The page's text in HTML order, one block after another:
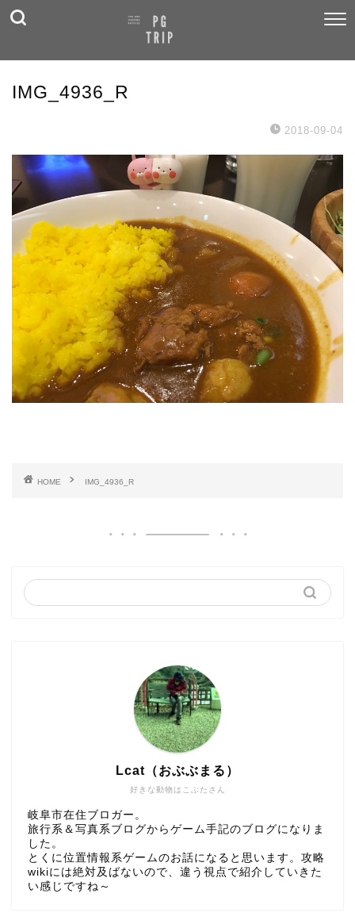
IMG_4936_R
2018-09-04
HOME IMG_4936_R
好きな動物はこぶたさん
Lcat（おぶぶまる）
岐阜市在住ブロガー。
旅行系＆写真系ブログからゲーム手記のブログになりま
した。
とくに位置情報系ゲームのお話になると思います。攻略
wikiには絶対及ばないので、違う視点で紹介していきた
い感じですね～